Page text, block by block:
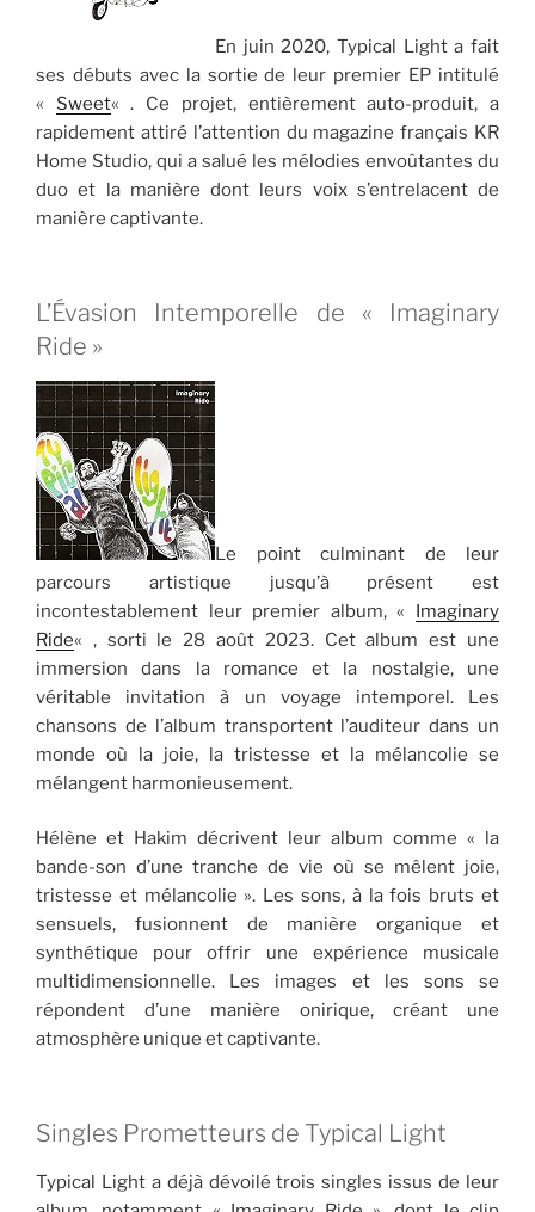
En juin 2020, Typical Light a fait
ses débuts avec la sortie de leur premier EP intitulé
« Sweet« . Ce projet, entièrement auto-produit, a
rapidement attiré l’attention du magazine français KR
Home Studio, qui a salué les mélodies envoûtantes du
duo et la manière dont leurs voix s’entrelacent de
manière captivante.
L’Évasion Intemporelle de « Imaginary
Ride »
Le point culminant de leur
parcours artistique jusqu’à présent est
incontestablement leur premier album, « Imaginary
Ride« , sorti le 28 août 2023. Cet album est une
immersion dans la romance et la nostalgie, une
véritable invitation à un voyage intemporel. Les
chansons de l’album transportent l’auditeur dans un
monde où la joie, la tristesse et la mélancolie se
mélangent harmonieusement.
Hélène et Hakim décrivent leur album comme « la
bande-son d’une tranche de vie où se mêlent joie,
tristesse et mélancolie ». Les sons, à la fois bruts et
sensuels, fusionnent de manière organique et
synthétique pour offrir une expérience musicale
multidimensionnelle. Les images et les sons se
répondent d’une manière onirique, créant une
atmosphère unique et captivante.
Singles Prometteurs de Typical Light
Typical Light a déjà dévoilé trois singles issus de leur